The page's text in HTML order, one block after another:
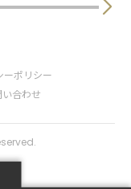
ーポリシー
い合わせ